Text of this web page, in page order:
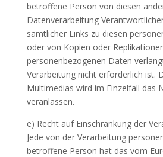
betroffene Person von diesen
Datenverarbeitung
sämtlicher Links zu diesen
oder von Kopien oder
personenbezogenen Daten
Verarbeitung nicht erforderlich ist.
Multimedias wird im Einzelfall das
veranlassen.
e) Recht auf Einschränkung der
Jede von der Verarbeitung
betroffene Person hat das vom